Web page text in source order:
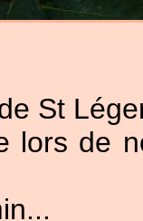
St
lors de